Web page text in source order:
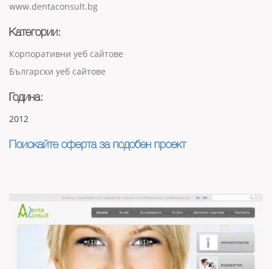
www.dentaconsult.bg
Категории:
Корпоративни уеб сайтове
Български уеб сайтове
Година:
2012
Поискайте оферта за подобен проект